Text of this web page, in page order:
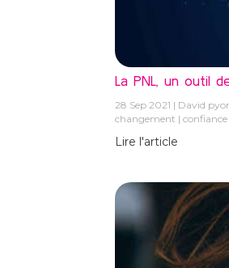
La PNL, un outil
28 Sep 2021 David
changement
confiance
Lire l'article